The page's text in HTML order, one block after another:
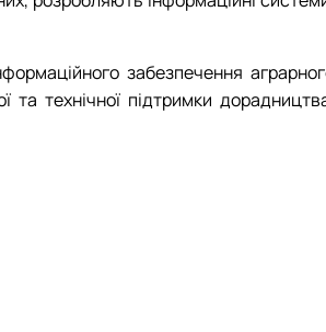
забезпечення
та технічної підтримки